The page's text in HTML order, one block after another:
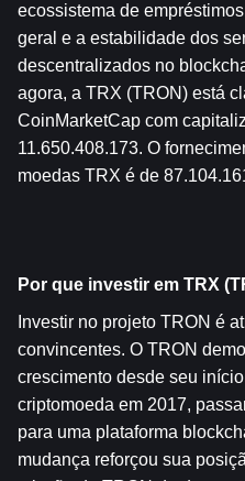
ecossistema de
geral e a estabilidade dos
descentralizados no
agora, a TRX (TRON) está
CoinMarketCap com
11.650.408.173. O
moedas TRX é de
Por que investir em TRX
Investir no projeto TRON é
convincentes. O TRON
crescimento desde seu
criptomoeda em 2017,
para uma plataforma
mudança reforçou sua